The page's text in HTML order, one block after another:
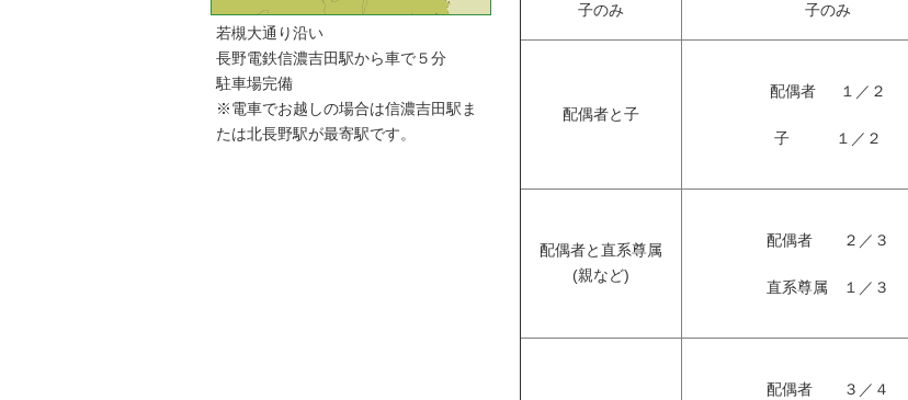
子のみ 子のみ
配偶者と子
配偶者 １／２
子 １／２
配偶者と直系尊属
(親など)
配偶者 ２／３
直系尊属 １／３
配偶者 ３／４
若槻大通り沿い
長野電鉄信濃吉田駅から車で５分
駐車場完備
※電車でお越しの場合は信濃吉田駅ま
たは北長野駅が最寄駅です。